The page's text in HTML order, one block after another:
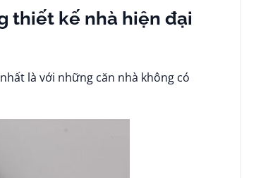
thiết kế nhà hiện đại
là với những căn nhà không có